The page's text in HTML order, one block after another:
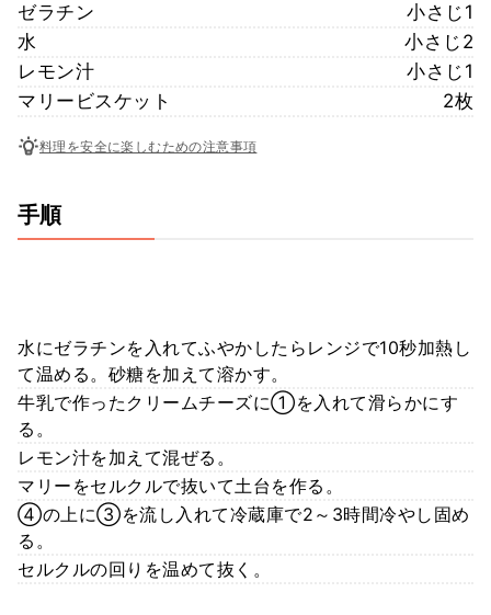
ゼラチン
小さじ1
水
小さじ2
レモン汁
小さじ1
マリービスケット
2枚
料理を安全に楽しむための注意事項
手順
水にゼラチンを入れてふやかしたらレンジで10秒加熱し
て温める。砂糖を加えて溶かす。
牛乳で作ったクリームチーズに①を入れて滑らかにす
る。
レモン汁を加えて混ぜる。
マリーをセルクルで抜いて土台を作る。
④の上に③を流し入れて冷蔵庫で2～3時間冷やし固め
る。
セルクルの回りを温めて抜く。